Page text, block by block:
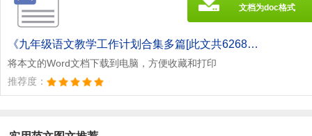
《九年级语文教学工作计划合集多篇[此文共6268字].doc》
将本文的Word文档下载到电脑，方便收藏和打印
推荐度：
文档为doc格式